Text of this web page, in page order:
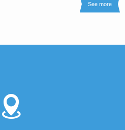
See more